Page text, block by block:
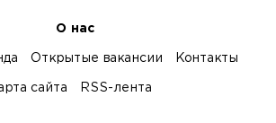
О нас
Открытые вакансии Контакты
сайта RSS-лента